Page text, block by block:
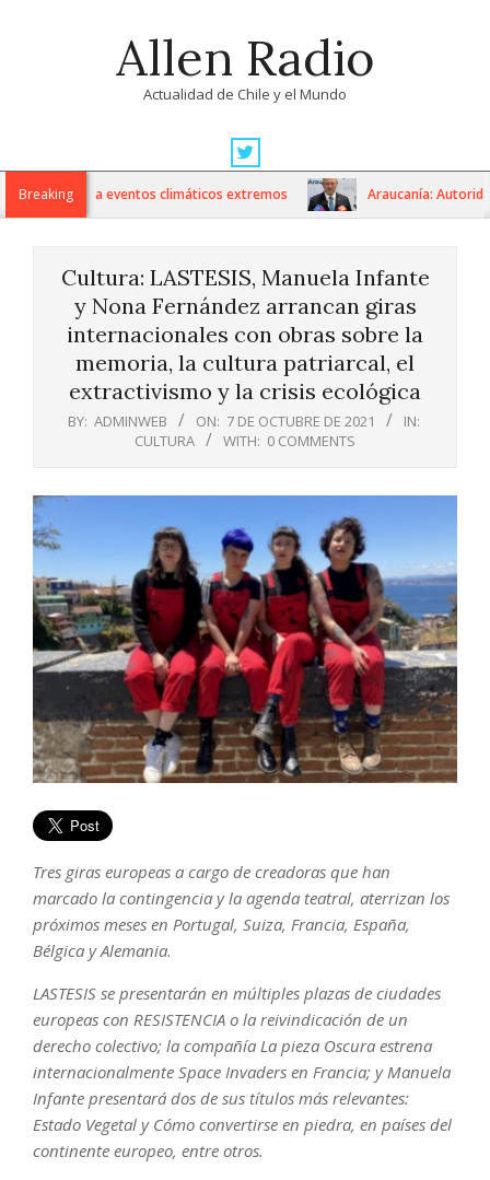
Allen Radio
Actualidad de Chile y el Mundo
Navigation
MenuBreaking
frente a eventos climáticos extremos Araucanía: Autoridades
Cultura: LASTESIS, Manuela Infante
y Nona Fernández arrancan giras
internacionales con obras sobre la
memoria, la cultura patriarcal, el
extractivismo y la crisis ecológica
BY: ADMINWEB ON: 7 DE OCTUBRE DE 2021
IN:
CULTURA
WITH: 0 COMMENTS
Tres giras europeas a cargo de creadoras que han
marcado la contingencia y la agenda teatral, aterrizan los
próximos meses en Portugal, Suiza, Francia, España,
Bélgica y Alemania.
LASTESIS se presentarán en múltiples plazas de ciudades
europeas con RESISTENCIA o la reivindicación de un
derecho colectivo; la compañía La pieza Oscura estrena
internacionalmente Space Invaders en Francia; y Manuela
Infante presentará dos de sus títulos más relevantes:
Estado Vegetal y Cómo convertirse en piedra, en países del
continente europeo, entre otros.